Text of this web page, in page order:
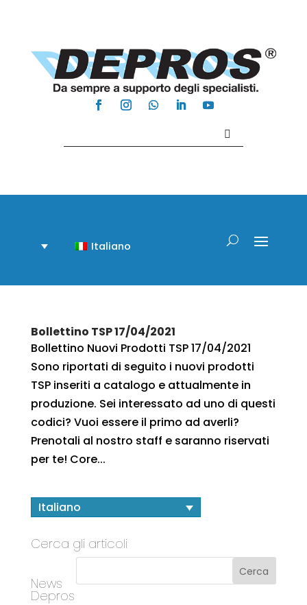
Italiano
Bollettino TSP 17/04/2021
Bollettino Nuovi Prodotti TSP 17/04/2021
Sono riportati di seguito i nuovi prodotti
TSP inseriti a catalogo e attualmente in
produzione. Sei interessato ad uno di questi
codici? Vuoi essere il primo ad averli?
Prenotali al nostro staff e saranno riservati
per te! Core...
Italiano
Cerca gli articoli
News
Depros